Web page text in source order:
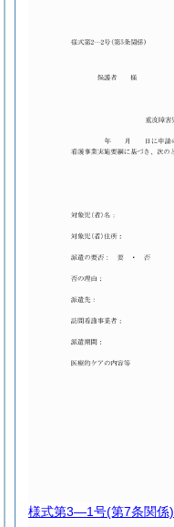
様式第3―1号(第7条関係)